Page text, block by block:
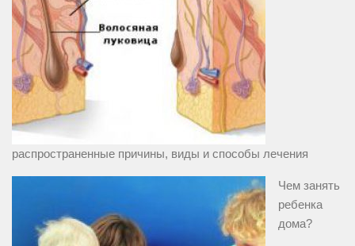
распространенные причины, виды и способы лечения
Чем занять
ребенка
дома?